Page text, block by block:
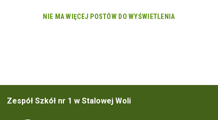
NIE MA WIĘCEJ POSTÓW DO WYŚWIETLENIA
Zespół Szkół nr 1 w Stalowej Woli